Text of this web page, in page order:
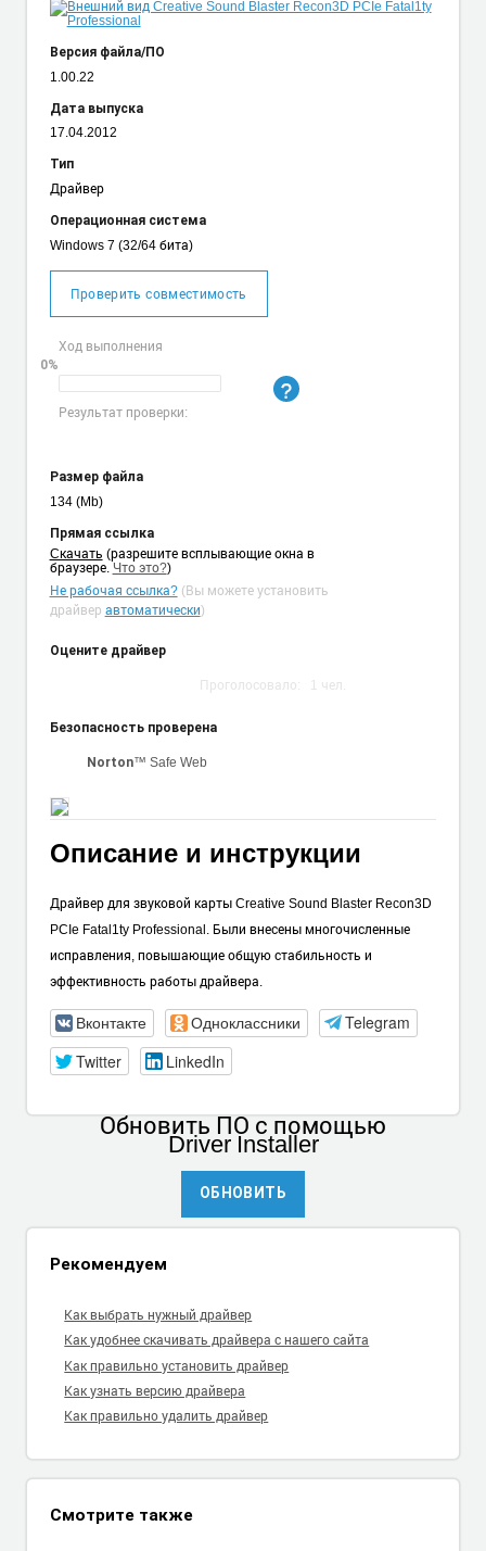
Версия файла/ПО
1.00.22
Дата выпуска
17.04.2012
Тип
Драйвер
Операционная система
Windows 7 (32/64 бита)
Проверить совместимость
Ход выполнения
0%
Результат проверки:
Размер файла
134 (Mb)
Прямая ссылка
Cкачать (разрешите всплывающие окна в
браузере. Что это?)
Не рабочая ссылка?(Вы можете установить
драйвер автоматически)
Оцените драйвер
Проголосовало: 1 чел.
Безопасность проверена
Norton™ Safe Web
Описание и инструкции
Драйвер для звуковой карты Creative Sound Blaster Recon3D
PCIe Fatal1ty Professional. Были внесены многочисленные
исправления, повышающие общую стабильность и
эффективность работы драйвера.
Вконтакте Одноклассники
Telegram
Twitter
LinkedIn
Обновить ПОс помощью
Driver Installer
ОБНОВИТЬ
Рекомендуем
Как выбрать нужный драйвер
Как удобнее скачивать драйвера с нашего сайта
Как правильно установить драйвер
Как узнать версию драйвера
Как правильно удалить драйвер
Смотрите также